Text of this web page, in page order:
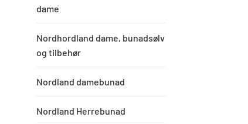
dame
Nordhordland dame, bunadsølv
og tilbehør
Nordland damebunad
Nordland Herrebunad